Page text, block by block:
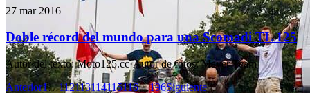
27 mar 2016
Doble récord del mundo para una Scomadi TL 125
Autor del texto: Moto125.cc·Autor de fotos: Mayer Team
Anterior1…112113114115116…196Siguiente